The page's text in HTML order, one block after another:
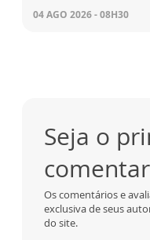
04 AGO 2026 - 08H30
Seja o
comentar
Os comentários e
exclusiva de seus
do site.